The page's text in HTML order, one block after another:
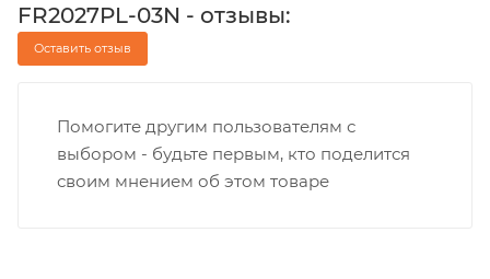
FR2027PL-03N - отзывы:
Оставить отзыв
Помогите другим пользователям с
выбором - будьте первым, кто поделится
своим мнением об этом товаре